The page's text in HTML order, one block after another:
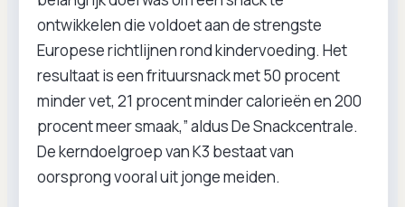
ontwikkelen die voldoet aan de strengste
Europese richtlijnen rond kindervoeding. Het
resultaat is een frituursnack met 50 procent
minder vet, 21 procent minder calorieën en 200
procent meer smaak,” aldus De Snackcentrale.
De kerndoelgroep van K3 bestaat van
oorsprong vooral uit jonge meiden.